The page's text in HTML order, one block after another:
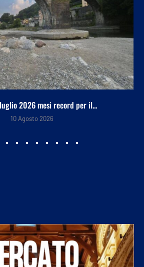
2026 mesi record per il...
10 Agosto 2026